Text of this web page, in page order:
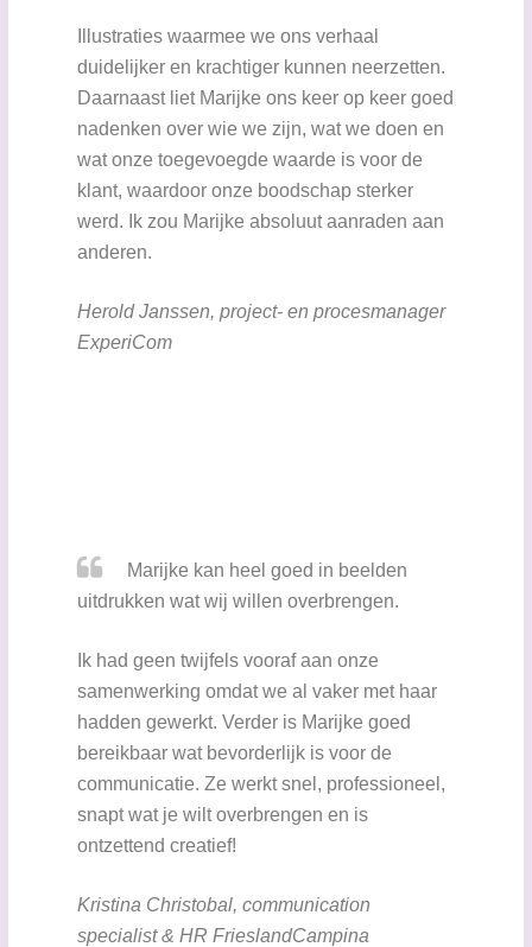
Illustraties waarmee we ons verhaal
duidelijker en krachtiger kunnen neerzetten.
Daarnaast liet Marijke ons keer op keer goed
nadenken over wie we zijn, wat we doen en
wat onze toegevoegde waarde is voor de
klant, waardoor onze boodschap sterker
werd. Ik zou Marijke absoluut aanraden aan
anderen.
Herold Janssen, project- en procesmanager
ExperiCom
Marijke kan heel goed in beelden
uitdrukken wat wij willen overbrengen.
Ik had geen twijfels vooraf aan onze
samenwerking omdat we al vaker met haar
hadden gewerkt. Verder is Marijke goed
bereikbaar wat bevorderlijk is voor de
communicatie. Ze werkt snel, professioneel,
snapt wat je wilt overbrengen en is
ontzettend creatief!
Kristina Christobal, communication
specialist & HR FrieslandCampina